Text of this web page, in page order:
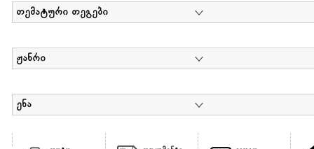
თემატური თეგები
ჟანრი
ენა